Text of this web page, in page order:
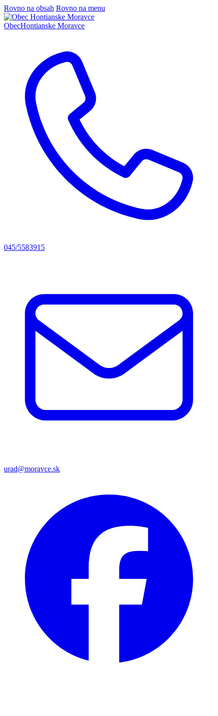
Rovno na obsah Rovno na menu
ObecHontianske Moravce
045/5583915
urad@moravce.sk